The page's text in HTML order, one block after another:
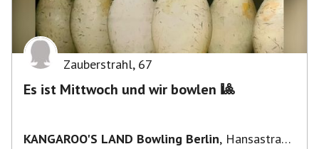
Zauberstrahl, 67
Es ist Mittwoch und wir bowlen 🎱
KANGAROO'S LAND Bowling Berlin, Hansastraße